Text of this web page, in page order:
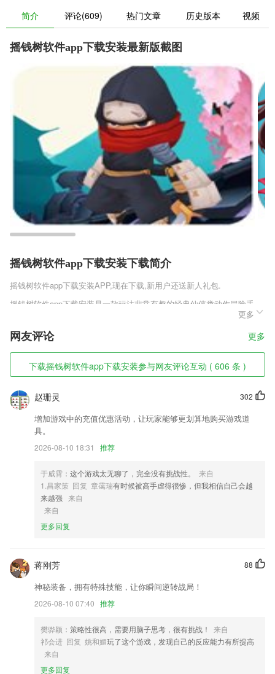
简介 评论(609) 热门文章 历史版本 视频
摇钱树软件app下载安装最新版截图
摇钱树软件app下载安装下载简介
摇钱树软件app下载安装APP,现在下载,新用户还送新人礼包.
摇钱树软件app下载安装是一款玩法非常有趣的经典仙侠类动作冒险手
游，每个玩家都可以获取很多的奖励，玩家获取的奖励越多能够提升的战
力值也就越高，玩家一定要好好的进行体验游戏中的玩法，毕竟这些资源
都是通过游戏中的玩法和任务来获取的。
摇钱树软件app下载安装软件特色
1,试题查找
2,自由的为每个文档添加标签，这样就能进行个性化的管理；
3,配合网络摄像机和网络硬盘录像机硬件使用,操作起来非常简单
4,内容升值，知识变现，内容充满价值，让你的知识不淹没
5,相册二次整理：针对每一个相册，我们提供单独的相册二次整理功能，
6,大家在这里面还可以选择自己的照片，把它设置成为我们的手机来电
摇钱树软件app下载安装软件优势
2.练习册内容也能同步查看，在平台同步学习小学数学。
3.奇妙动物全知道、螺丝钉：第一套科学图画书、爱迪生科学故事、恐龙
世界、经济学真有趣：梦想的职业、海底小纵队
4.模拟考试:按照当前科目考试大纲要求，仿真模拟考试，提前模拟考场
5.经营管理
6.平台将线上或者线下融为一体，将各项培训模式全部融入到了平台
更多
网友评论 更多
下载摇钱树软件app下载安装参与网友评论互动 ( 606 条 )
302
赵珊灵
增加游戏中的充值优惠活动，让玩家能够更划算地购买游戏道
具。
2026-08-10 18:31 推荐
于威霄 ：这个游戏太无聊了，完全没有挑战性。
来自
1.昌家策 回复 章霭瑞有时候被高手虐得很惨，但我相信自己会越
来越强 来自
来自
更多回复
88
蒋刚芳
神秘装备，拥有特殊技能，让你瞬间逆转战局！
2026-08-10 07:40 推荐
樊骅颖 ：策略性很高，需要用脑子思考，很有挑战！
来自
祁会进 回复 姚和媚玩了这个游戏，发现自己的反应能力有所提高
来自
更多回复